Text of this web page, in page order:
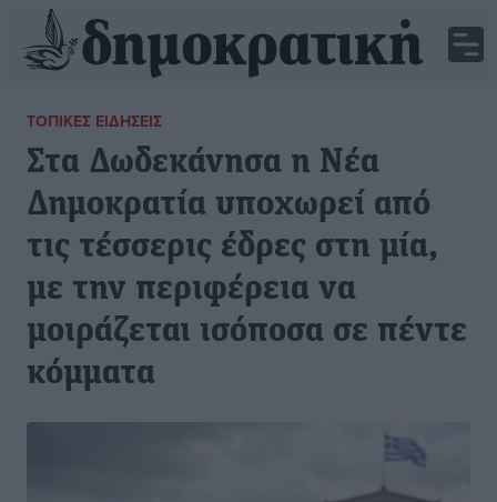
ΤΟΠΙΚΈΣ ΕΙΔΉΣΕΙΣ
Στα Δωδεκάνησα η Νέα
Δημοκρατία υποχωρεί από
τις τέσσερις έδρες στη μία,
με την περιφέρεια να
μοιράζεται ισόποσα σε πέντε
κόμματα